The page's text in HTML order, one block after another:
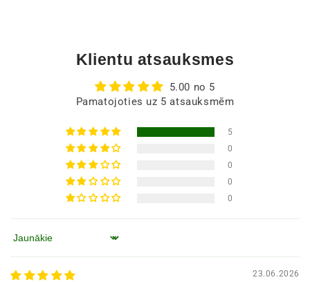
Klientu atsauksmes
5.00 no 5
Pamatojoties uz 5 atsauksmēm
5
0
0
0
0
Kārtot pēc
23.06.2026